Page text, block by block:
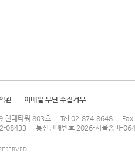
관 이메일 무단 수집거부
현대타워 803호 Tel 02-874-8648
08433
통신판매번호 2026-서울송파-